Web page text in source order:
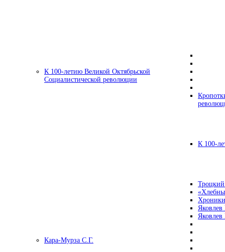
К 100-летию Великой Октябрьской
Социалистической революции
К 100-
Кара-Мурза С.Г.